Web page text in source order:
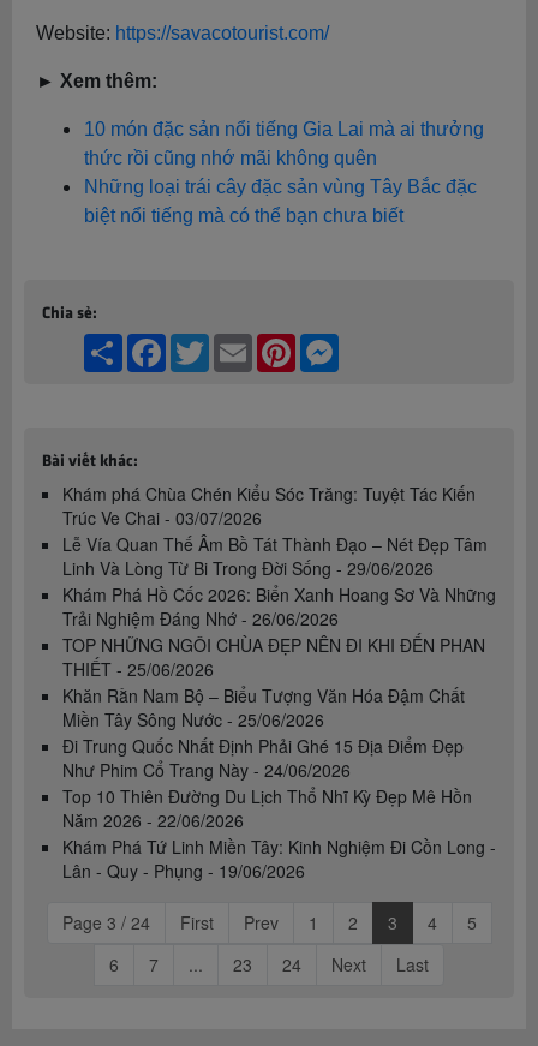
Website: https://savacotourist.com/
► Xem thêm:
10 món đặc sản nổi tiếng Gia Lai mà ai thưởng
thức rồi cũng nhớ mãi không quên
Những loại trái cây đặc sản vùng Tây Bắc đặc
biệt nổi tiếng mà có thể bạn chưa biết
Chia sẻ:
Share Facebook
TwitterEmail Pinterest
Bài viết khác:
Khám phá Chùa Chén Kiểu Sóc Trăng: Tuyệt Tác Kiến
Trúc Ve Chai - 03/07/2026
Lễ Vía Quan Thế Âm Bồ Tát Thành Đạo – Nét Đẹp Tâm
Linh Và Lòng Từ Bi Trong Đời Sống - 29/06/2026
Khám Phá Hồ Cốc 2026: Biển Xanh Hoang Sơ Và Những
Trải Nghiệm Đáng Nhớ - 26/06/2026
TOP NHỮNG NGÔI CHÙA ĐẸP NÊN ĐI KHI ĐẾN PHAN
THIẾT - 25/06/2026
Khăn Rằn Nam Bộ – Biểu Tượng Văn Hóa Đậm Chất
Miền Tây Sông Nước - 25/06/2026
Đi Trung Quốc Nhất Định Phải Ghé 15 Địa Điểm Đẹp
Như Phim Cổ Trang Này - 24/06/2026
Top 10 Thiên Đường Du Lịch Thổ Nhĩ Kỳ Đẹp Mê Hồn
Năm 2026 - 22/06/2026
Khám Phá Tứ Linh Miền Tây: Kinh Nghiệm Đi Cồn Long -
Lân - Quy - Phụng - 19/06/2026
Page 3 / 24 First Prev 1 2 3 4
5
6
7 ... 23 24 Next Last